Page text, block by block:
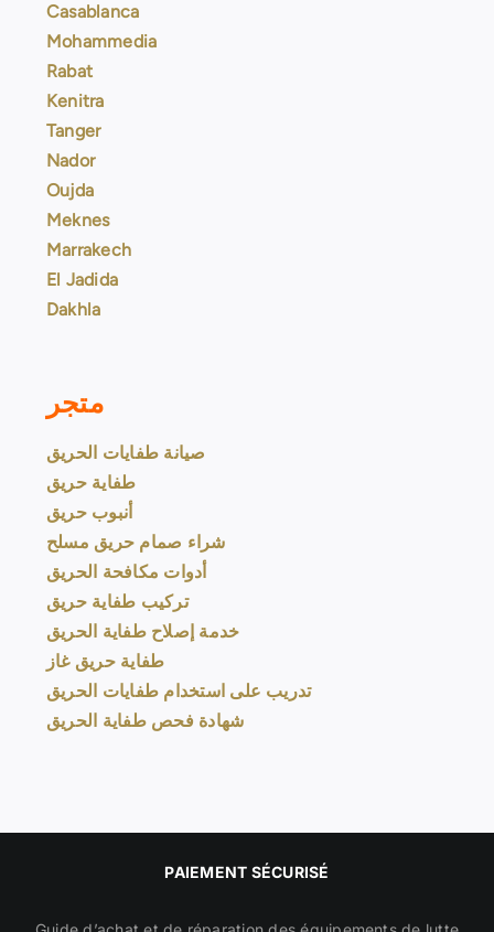
Casablanca
Mohammedia
Rabat
Kenitra
Tanger
Nador
Oujda
Meknes
Marrakech
El Jadida
Dakhla
متجر
صيانة طفايات الحريق
طفاية حريق
أنبوب حريق
شراء صمام حريق مسلح
أدوات مكافحة الحريق
تركيب طفاية حريق
خدمة إصلاح طفاية الحريق
طفاية حريق غاز
تدريب على استخدام طفايات الحريق
شهادة فحص طفاية الحريق
PAIEMENT SÉCURISÉ